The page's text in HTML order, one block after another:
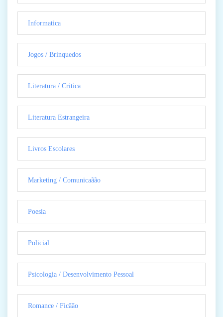
Informatica
Jogos / Brinquedos
Literatura / Critica
Literatura Estrangeira
Livros Escolares
Marketing / Comunicaãão
Poesia
Policial
Psicologia / Desenvolvimento Pessoal
Romance / Ficãão